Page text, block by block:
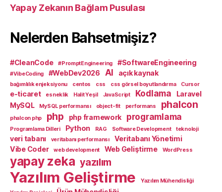
Yapay Zekanın Bağlam Pusulası
Nelerden Bahsetmişiz?
#CleanCode #PromptEngineering #SoftwareEngineering
#VibeCoding #WebDev2026 AI açık kaynak
bağımlılık enjeksiyonu centos css css görsel boyutlandırma Cursor
e-ticaret esneklik Halit Yeşil JavaScript Kodlama
Laravel
MySQL
MySQL performansı object-fit performans phalcon
phalcon php php php framework programlama
Programlama Dilleri Python RAG Software Development teknoloji
veri tabanı veritabanı performansı
Veritabanı Yönetimi
Vibe Coder
web development Web Geliştirme WordPress
yapay zeka yazılım
Yazılım Geliştirme
Yazılım Mühendisliği